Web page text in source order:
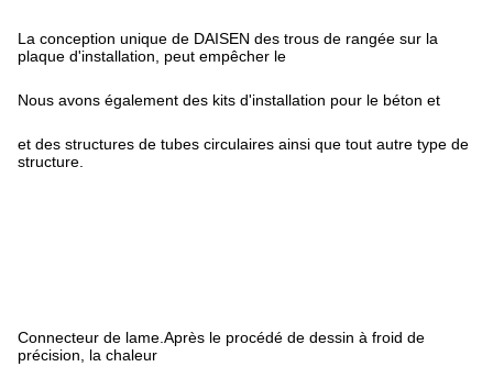
La conception unique de DAISEN des trous de rangée sur la
plaque d'installation, peut empêcher le
Nous avons également des kits d'installation pour le béton et
et des structures de tubes circulaires ainsi que tout autre type de
structure.
Connecteur de lame.Après le procédé de dessin à froid de
précision, la chaleur